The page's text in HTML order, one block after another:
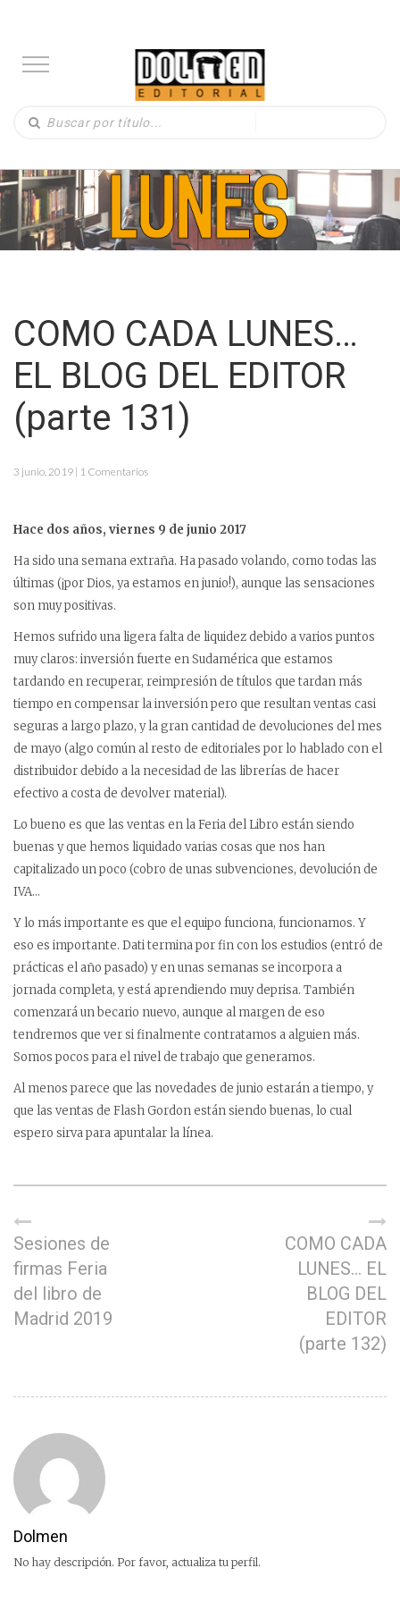
COMO CADA LUNES…
EL BLOG DEL EDITOR
(parte 131)
3 junio, 2019 | 1 Comentarios
Hace dos años, viernes 9 de junio 2017
Ha sido una semana extraña. Ha pasado volando, como todas las
últimas (¡por Dios, ya estamos en junio!), aunque las sensaciones
son muy positivas.
Hemos sufrido una ligera falta de liquidez debido a varios puntos
muy claros: inversión fuerte en Sudamérica que estamos
tardando en recuperar, reimpresión de títulos que tardan más
tiempo en compensar la inversión pero que resultan ventas casi
seguras a largo plazo, y la gran cantidad de devoluciones del mes
de mayo (algo común al resto de editoriales por lo hablado con el
distribuidor debido a la necesidad de las librerías de hacer
efectivo a costa de devolver material).
Lo bueno es que las ventas en la Feria del Libro están siendo
buenas y que hemos liquidado varias cosas que nos han
capitalizado un poco (cobro de unas subvenciones, devolución de
IVA…
Y lo más importante es que el equipo funciona, funcionamos. Y
eso es importante. Dati termina por fin con los estudios (entró de
prácticas el año pasado) y en unas semanas se incorpora a
jornada completa, y está aprendiendo muy deprisa. También
comenzará un becario nuevo, aunque al margen de eso
tendremos que ver si finalmente contratamos a alguien más.
Somos pocos para el nivel de trabajo que generamos.
Al menos parece que las novedades de junio estarán a tiempo, y
que las ventas de Flash Gordon están siendo buenas, lo cual
espero sirva para apuntalar la línea.
Sesiones de
firmas Feria
del libro de
Madrid 2019
COMO CADA
LUNES… EL
BLOG DEL
EDITOR
(parte 132)
Dolmen
No hay descripción. Por favor, actualiza tu perfil.